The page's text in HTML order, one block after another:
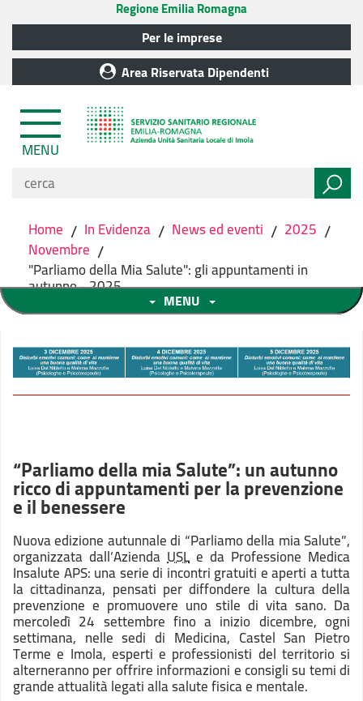
Regione Emilia Romagna
Per le imprese
Area Riservata Dipendenti
MENU
Home / In Evidenza / News ed eventi / 2025 /
Novembre /
"Parliamo della Mia Salute": gli appuntamenti in
autunno - 2025
MENU
“Parliamo della mia Salute”: un autunno
ricco di appuntamenti per la prevenzione
e il benessere
Nuova edizione autunnale di “Parliamo della mia Salute”,
organizzata dall’Azienda USL e da Professione Medica
Insalute APS: una serie di incontri gratuiti e aperti a tutta
la cittadinanza, pensati per diffondere la cultura della
prevenzione e promuovere uno stile di vita sano. Da
mercoledì 24 settembre fino a inizio dicembre, ogni
settimana, nelle sedi di Medicina, Castel San Pietro
Terme e Imola, esperti e professionisti del territorio si
alterneranno per offrire informazioni e consigli su temi di
grande attualità legati alla salute fisica e mentale.